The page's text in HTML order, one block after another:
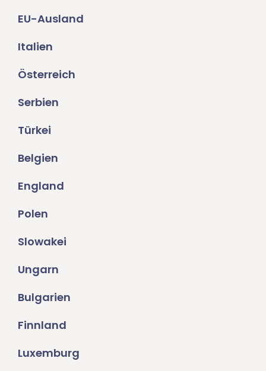
EU-Ausland
Italien
Österreich
Serbien
Türkei
Belgien
England
Polen
Slowakei
Ungarn
Bulgarien
Finnland
Luxemburg